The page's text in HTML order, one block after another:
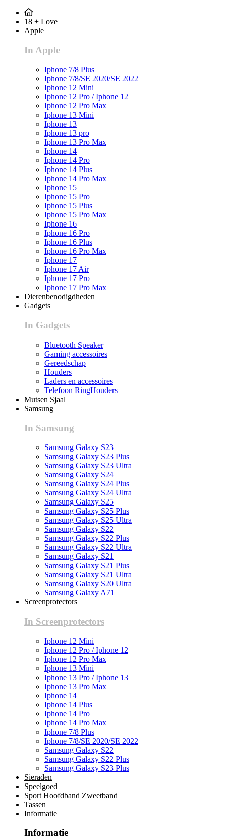
18 + Love
Apple
In Apple
Iphone 7/8 Plus
Iphone 7/8/SE 2020/SE 2022
Iphone 12 Mini
Iphone 12 Pro / Iphone 12
Iphone 12 Pro Max
Iphone 13 Mini
Iphone 13
Iphone 13 pro
Iphone 13 Pro Max
Iphone 14
Iphone 14 Pro
Iphone 14 Plus
Iphone 14 Pro Max
Iphone 15
Iphone 15 Pro
Iphone 15 Plus
Iphone 15 Pro Max
Iphone 16
Iphone 16 Pro
Iphone 16 Plus
Iphone 16 Pro Max
Iphone 17
Iphone 17 Air
Iphone 17 Pro
Iphone 17 Pro Max
Dierenbenodigdheden
Gadgets
In Gadgets
Bluetooth Speaker
Gaming accessoires
Gereedschap
Houders
Laders en accessoires
Telefoon RingHouders
Mutsen Sjaal
Samsung
In Samsung
Samsung Galaxy S23
Samsung Galaxy S23 Plus
Samsung Galaxy S23 Ultra
Samsung Galaxy S24
Samsung Galaxy S24 Plus
Samsung Galaxy S24 Ultra
Samsung Galaxy S25
Samsung Galaxy S25 Plus
Samsung Galaxy S25 Ultra
Samsung Galaxy S22
Samsung Galaxy S22 Plus
Samsung Galaxy S22 Ultra
Samsung Galaxy S21
Samsung Galaxy S21 Plus
Samsung Galaxy S21 Ultra
Samsung Galaxy S20 Ultra
Samsung Galaxy A71
Screenprotectors
In Screenprotectors
Iphone 12 Mini
Iphone 12 Pro / Iphone 12
Iphone 12 Pro Max
Iphone 13 Mini
Iphone 13 Pro / Iphone 13
Iphone 13 Pro Max
Iphone 14
Iphone 14 Plus
Iphone 14 Pro
Iphone 14 Pro Max
Iphone 7/8 Plus
Iphone 7/8/SE 2020/SE 2022
Samsung Galaxy S22
Samsung Galaxy S22 Plus
Samsung Galaxy S23 Plus
Sieraden
Speelgoed
Sport Hoofdband Zweetband
Tassen
Informatie
Informatie